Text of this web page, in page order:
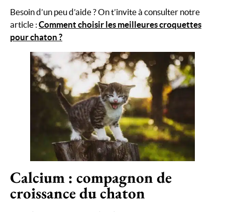
Besoin d’un peu d’aide ? On t’invite à consulter notre
article : Comment choisir les meilleures croquettes
pour chaton ?
Calcium : compagnon de
croissance du chaton